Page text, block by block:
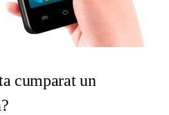
cumparat un